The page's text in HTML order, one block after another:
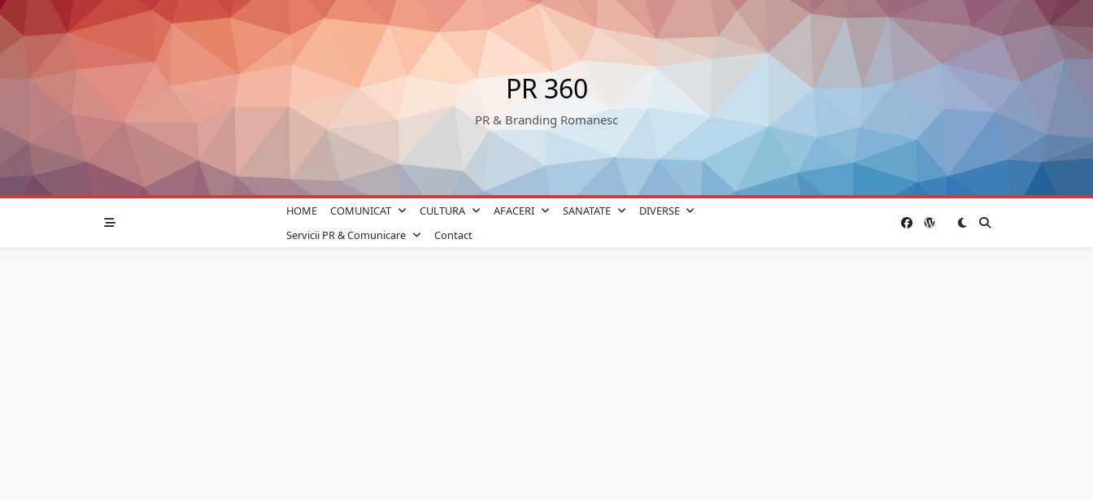
Skip
to
content
PR 360
PR & Branding Romanesc
HOME COMUNICAT CULTURA AFACERI SANATATE
DIVERSE
Servicii PR & Comunicare
Contact